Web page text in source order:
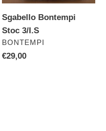
3/I.S
Sgabello Bontempi
Stoc 3/I.S
VENDITORE
BONTEMPI
Prezzo
€29,00